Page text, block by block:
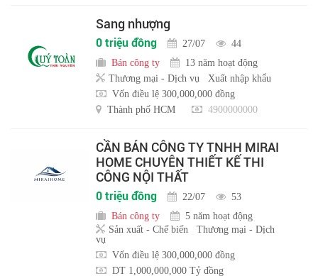
Sang nhượng
0 triệu đồng 27/07
44
Bán công ty
13 năm hoạt động
Thương mại - Dịch vụ
Xuất nhập khẩu
Vốn điều lệ 300,000,000 đồng
Thành phố HCM
4900000000
CẦN BÁN CÔNG TY TNHH MIRAI
HOME CHUYÊN THIẾT KẾ THI
CÔNG NỘI THẤT
0 triệu đồng 22/07
53
Bán công ty
5 năm hoạt động
Sản xuất - Chế biến
Thương mại - Dịch
vụ
Vốn điều lệ 300,000,000 đồng
DT 1,000,000,000 Tỷ đồng